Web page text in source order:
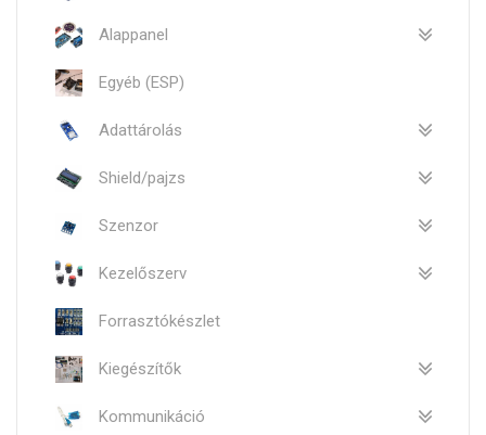
Alappanel
Egyéb (ESP)
Adattárolás
Shield/pajzs
Szenzor
Kezelőszerv
Forrasztókészlet
Kiegészítők
Kommunikáció